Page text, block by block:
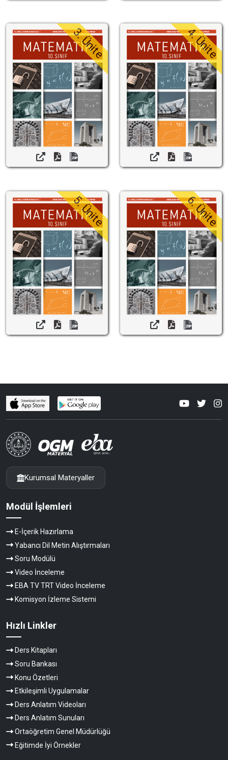
3. Ünite 4. Ünite
5. Ünite 6. Ünite
Kurumsal Materyaller
Modül İşlemleri
E-İçerik Hazırlama
Yabancı Dil Metin Alıştırmaları
Soru Modülü
Video İnceleme
EBA TV TRT Video İnceleme
Komisyon İzleme Sistemi
Hızlı Linkler
Ders Kitapları
Soru Bankası
Konu Özetleri
Etkileşimli Uygulamalar
Ders Anlatım Videoları
Ders Anlatım Sunuları
Ortaöğretim Genel Müdürlüğü
Eğitimde İyi Örnekler